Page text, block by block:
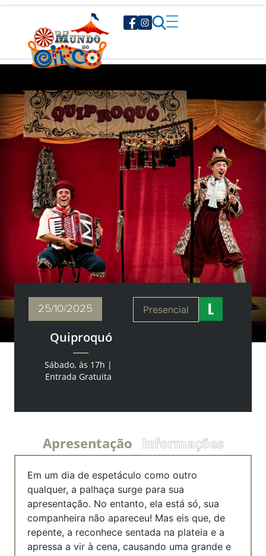
25/10/2025
Quiproquó
Sábado, às 17h |
Entrada Gratuita
Presencial
Apresentação Informações
Em um dia de espetáculo como outro
qualquer, a palhaça surge para sua
apresentação. No entanto, ela está só, sua
companheira não apareceu! Mas eis que, de
repente, a reconhece sentada na plateia e a
apressa a vir à cena, causando uma grande e